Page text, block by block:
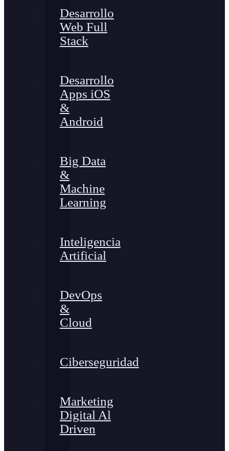
Desarrollo
Web Full
Stack
Desarrollo
Apps iOS
&
Android
Big Data
&
Machine
Learning
Inteligencia
Artificial
DevOps
&
Cloud
Ciberseguridad
Marketing
Digital Al
Driven